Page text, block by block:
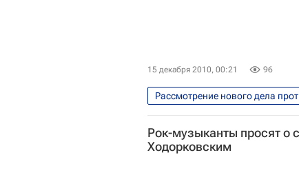
15 декабря 2010, 00:21 96
Рассмотрение нового дела
Перенос оглашения приговора
Рок-музыканты просят о
Ходорковским